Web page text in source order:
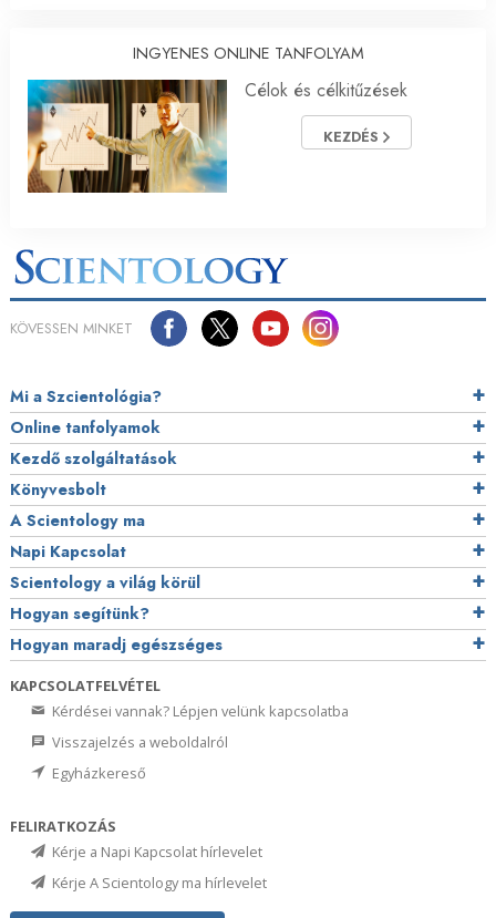
INGYENES ONLINE TANFOLYAM
Célok és célkitűzések
KEZDÉS
KÖVESSEN MINKET
Mi a Szcientológia?
Online tanfolyamok
Kezdő szolgáltatások
Könyvesbolt
A Scientology ma
Napi Kapcsolat
Scientology a világ körül
Hogyan segítünk?
Hogyan maradj egészséges
KAPCSOLATFELVÉTEL
Kérdései vannak? Lépjen velünk kapcsolatba
Visszajelzés a weboldalról
Egyházkereső
FELIRATKOZÁS
Kérje a Napi Kapcsolat hírlevelet
Kérje A Scientology ma hírlevelet